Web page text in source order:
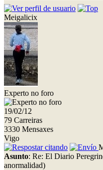
Meigalicix
Experto no foro
19/02/12
79 Carreiras
3330 Mensaxes
Vigo
Asunto: Re: El Diario
anormalidad)